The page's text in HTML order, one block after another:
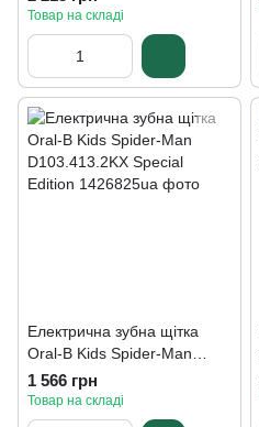
Товар на складі
Електрична зубна щітка
Oral-B Kids Spider-Man
D103.413.2KX Special
Edition
1 566 грн
Товар на складі